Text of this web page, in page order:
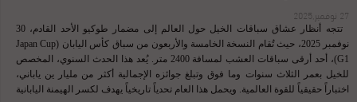
27 نوفمبر,2025
تتجه أنظار عشاق سباقات الخيل حول العالم إلى مضمار طوكيو الأحد القادم، 30
نوفمبر 2025، حيث تُقام النسخة الخامسة والأربعون من سباق كأس اليابان (Japan Cup
G1)، أحد أرقى سباقات العشب لمسافة 2400 متر. يُعد هذا الحدث السنوي، المخصص
للخيل بعمر الثلاث سنوات وما فوق وتبلغ جوائزه الإجمالية أكثر من مليار ين ياباني،
اختباراً حقيقياً للقوة العالمية. ويحمل هذا العام تحدياً تاريخياً يهدف لكسر الهيمنة اليابانية